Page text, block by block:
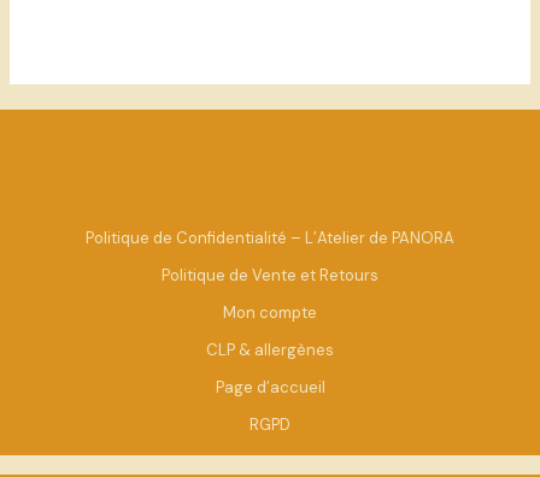
Politique de Confidentialité – L’Atelier de PANORA
Politique de Vente et Retours
Mon compte
CLP & allergènes
Page d’accueil
RGPD